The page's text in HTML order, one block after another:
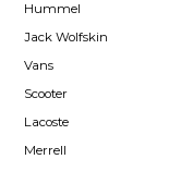
Hummel
Jack Wolfskin
Vans
Scooter
Lacoste
Merrell